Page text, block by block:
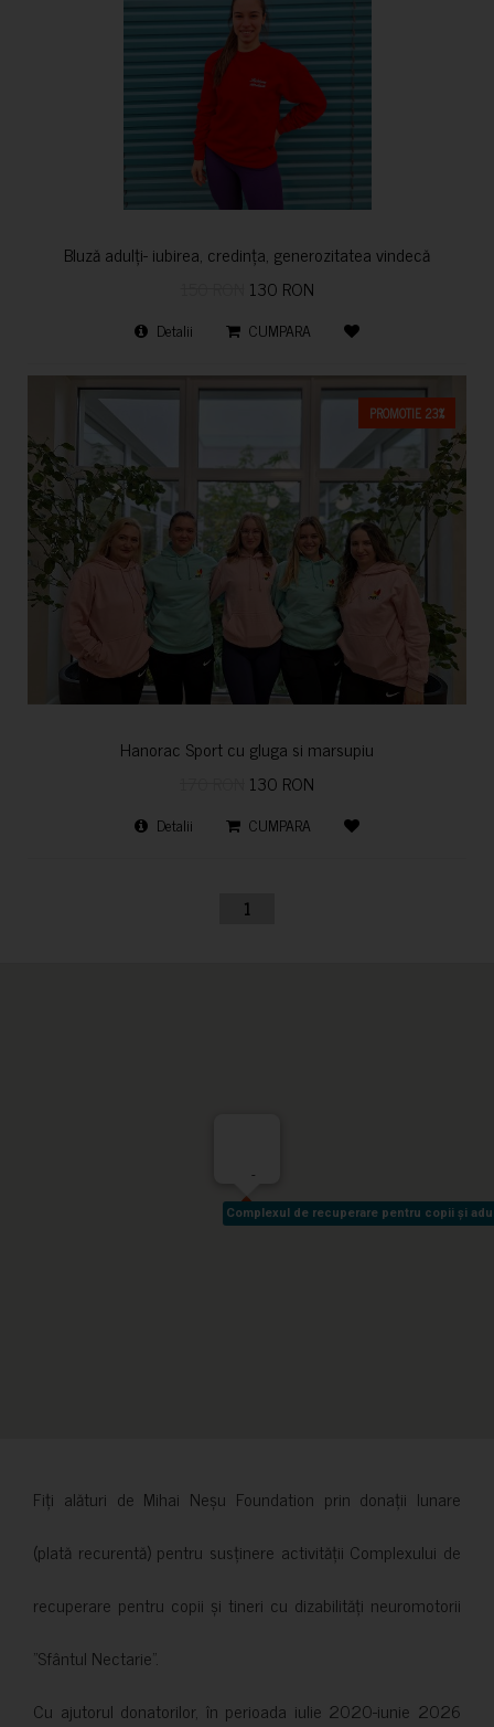
Bluză adulți- iubirea, credința, generozitatea vindecă
130 RON
Detalii CUMPARA
PROMOTIE 23%
Hanorac Sport cu gluga si marsupiu
130 RON
Detalii CUMPARA
1
Complexul de recuperare pentru copii și
Complexul de recuperare pentru copii și
-
Fiți alături de Mihai Neșu Foundation prin donații lunare
(plată recurentă) pentru susținere activității Complexului de
recuperare pentru copii și tineri cu dizabilități neuromotorii
”Sfântul Nectarie”.
Cu ajutorul donatorilor, în perioada iulie 2020-iunie 2026